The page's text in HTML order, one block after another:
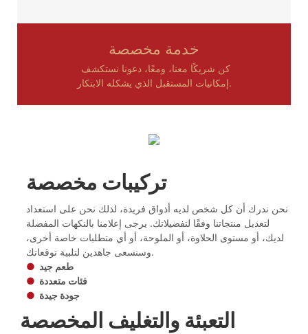
خدمة مخصصة
إمكانيات المستقبل الذي يشكله الابتكار.
تركيبات مخصصة
نحن ندرك أن كل شخص لديه أذواق فريدة، لذلك نحن على استعداد
لتعديل منتجاتنا وفقًا لتفضيلاتك. يرجى إعلامنا بالنكهات المفضلة
لديك، أو مستوى الحلاوة، أو الملوحة، أو أي متطلبات خاصة أخرى،
وسنسعى جاهدين لتلبية توقعاتك.
● طعم جيد
● فئات متعددة
● جودة جيدة
التعبئة والتغليف المخصصة